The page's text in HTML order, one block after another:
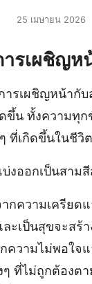
25 เมษายน 2026
รเผชิญห
รเผชิญหน้ากั
ขึ้น ทั้งความทุ
ที่เกิดขึ้นในชีวิ
งออกเป็นสาม
กความเครียด
ะเป็นสุขจะสร้
ความไม่พอใ
ที่ไม่ถูกต้องต